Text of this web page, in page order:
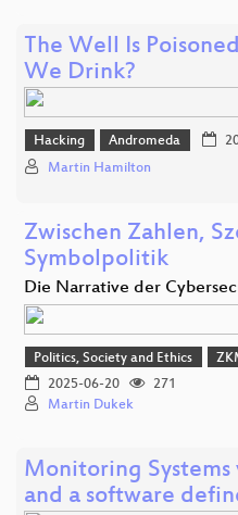
The Well Is
We Drink?
Hacking Andromeda
Martin Hamilton
Zwischen Zahlen,
Symbolpolitik
Die Narrative der
Politics, Society and Ethics
2025-06-20
271
Martin Dukek
Monitoring Systems
and a software